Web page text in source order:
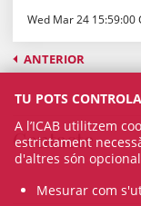
Wed Mar 24 15:59:00
ANTERIOR
Contacte
TU POTS
A l’ICAB utilitzem
estrictament
d'altres són
Mesurar com